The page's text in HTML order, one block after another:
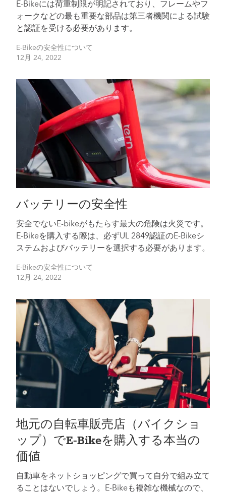
E-Bikeには荷重制限が明記されており、フレームやフ
ォークなどの最も重要な部品は第三者機関による試験
と認証を受ける必要があります。
E-Bikeの安全性について
12月 24, 2022
バッテリーの安全性
安全でないE-bikeがもたらす最大の危険は火災です。
E-Bikeを購入する際は、必ずUL 2849認証のE-Bikeシ
ステムおよびバッテリーを選択する必要があります。
E-Bikeの安全性について
12月 24, 2022
地元の自転車販売店（バイクショ
ップ）でE-Bikeを購入する本当の
価値
自動車をネットショッピングで買って自分で組み立て
ることはないでしょう。E-Bikeも複雑な機械なので、